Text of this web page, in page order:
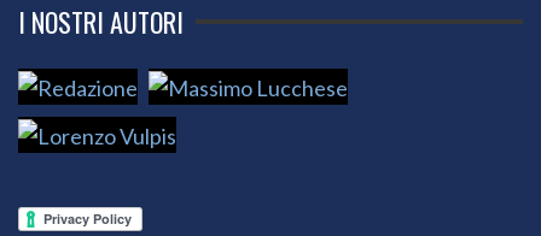
I NOSTRI AUTORI